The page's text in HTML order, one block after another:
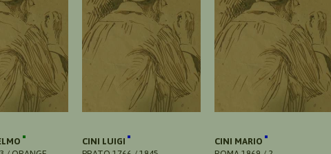
CINI LUIGI
CINI MARIO